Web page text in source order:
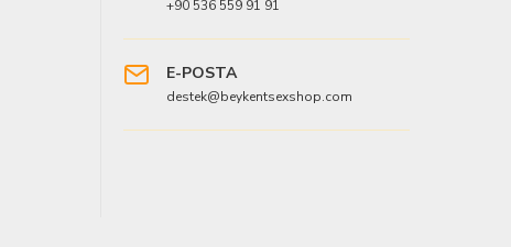
+90 536 559 91 91
E-POSTA
destek@beykentsexshop.com